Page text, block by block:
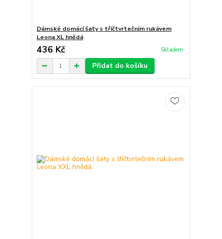
Dámské domácí šaty s tříčtvrtečním rukávem
Leona XL hnědá
436 Kč Skladem
Přidat do košíku